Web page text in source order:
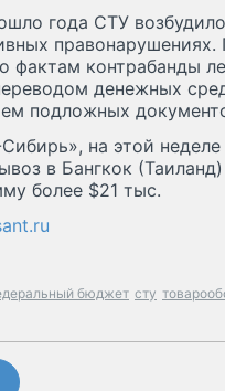
года СТУ
фактам контрабанды
денежных
подложных
на этой
в Бангкок
более $21 тыс.
бюджет сту